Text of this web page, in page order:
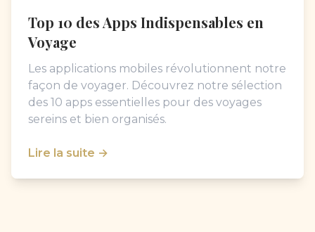
Top 10 des Apps Indispensables en
Voyage
Les applications mobiles révolutionnent notre
façon de voyager. Découvrez notre sélection
des 10 apps essentielles pour des voyages
sereins et bien organisés.
Lire la suite →